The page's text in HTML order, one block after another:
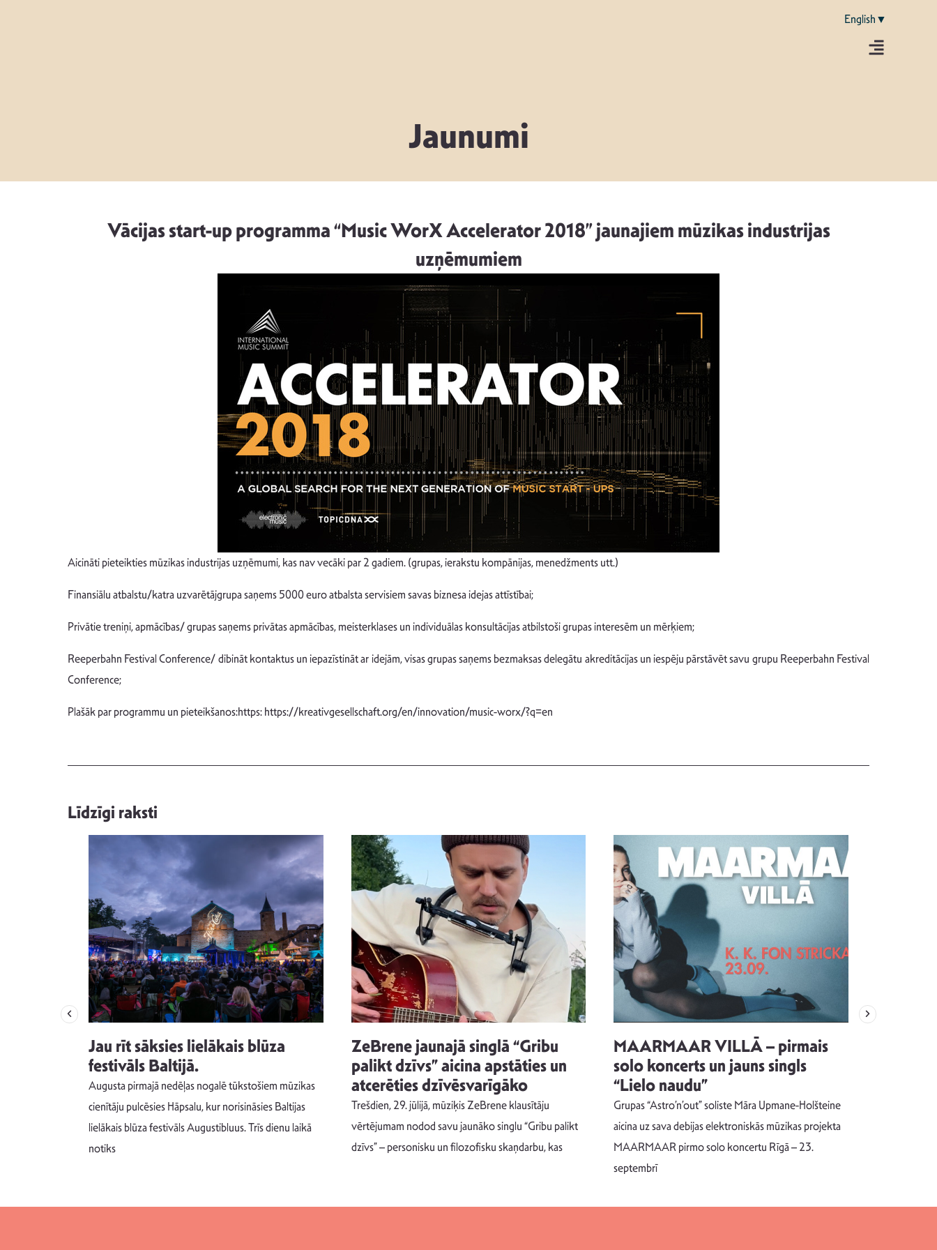
English▼
Jaunumi
Vācijas start-up programma “Music WorX Accelerator 2018” jaunajiem mūzikas industrijas
uzņēmumiem
Aicināti pieteikties mūzikas industrijas uzņēmumi, kas nav vecāki par 2 gadiem. (grupas, ierakstu kompānijas, menedžments utt.)
Finansiālu atbalstu/katra uzvarētājgrupa saņems 5000 euro atbalsta servisiem savas biznesa idejas attīstībai;
Privātie treniņi, apmācības/ grupas saņems privātas apmācības, meisterklases un individuālas konsultācijas atbilstoši grupas interesēm un mērķiem;
Reeperbahn Festival Conference/ dibināt kontaktus un iepazīstināt ar idejām, visas grupas saņems bezmaksas delegātu akreditācijas un iespēju pārstāvēt savu grupu Reeperbahn Festival
Conference;
Plašāk par programmu un pieteikšanos:https: https://kreativgesellschaft.org/en/innovation/music-worx/?q=en
Līdzīgi raksti
Jau rīt sāksies lielākais blūza
festivāls Baltijā.
Augusta pirmajā nedēļas nogalē tūkstošiem mūzikas
cienītāju pulcēsies Hāpsalu, kur norisināsies Baltijas
lielākais blūza festivāls Augustibluus. Trīs dienu laikā
notiks
ZeBrene jaunajā singlā “Gribu
palikt dzīvs” aicina apstāties un
atcerēties dzīvēsvarīgāko
Trešdien, 29. jūlijā, mūziķis ZeBrene klausītāju
vērtējumam nodod savu jaunāko singlu “Gribu palikt
dzīvs” – personisku un filozofisku skaņdarbu, kas
MAARMAAR VILLĀ – pirmais
solo koncerts un jauns singls
“Lielo naudu”
Grupas “Astro’n’out” soliste Māra Upmane-Holšteine
aicina uz sava debijas elektroniskās mūzikas projekta
MAARMAAR pirmo solo koncertu Rīgā – 23.
septembrī